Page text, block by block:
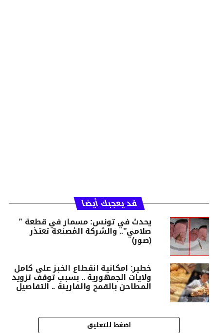
قد يعجبك أيضا
يحدث في تونس: مسمار في قطعة ”
صلامي”.. والشركة المُصنعة تعتذر
(صور)
خطير: امكانية انقطاع الخبز على كامل
ولايات الجمهورية .. بسبب توقف تزويد
المطاحن بالقمح والفارينة .. التفاصيل
اضغط للتعليق